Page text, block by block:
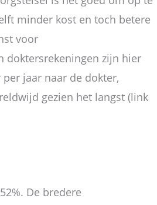
minder kost en toch betere
voor
doktersrekeningen zijn hier
jaar naar de dokter,
gezien het langst (link
De bredere